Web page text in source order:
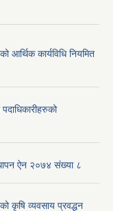
आर्थिक कार्यविधि नियमित
ऐन २०७४ संख्या ८
कृषि व्यवसाय प्रवद्धन